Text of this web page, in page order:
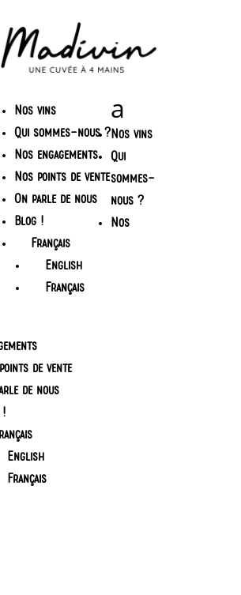
Nos vins
Qui sommes-nous ?
Nos engagements
Nos points de vente
On parle de nous
Blog !
Français
English
Français
Nos vins
Qui
sommes-
nous ?
Nos
de vente
de nous
English
Français